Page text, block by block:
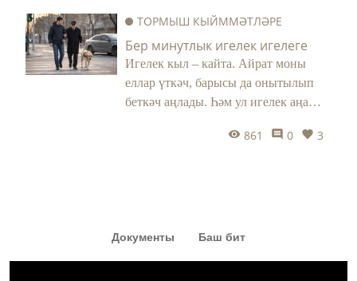
кызык комедия күргәннәр диярсең!
ТОРМЫШ КЫЙММӘТЛӘРЕ
Бер минутлык игелек игелеге
Игелек кыл – кайта. Айрат моны
еллар үткәч, барысы да онытылып
беткәч аңлады. Һәм ул игелек аңа
861 0 3
Документы Баш бит